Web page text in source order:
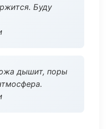
Буду
дышит, поры